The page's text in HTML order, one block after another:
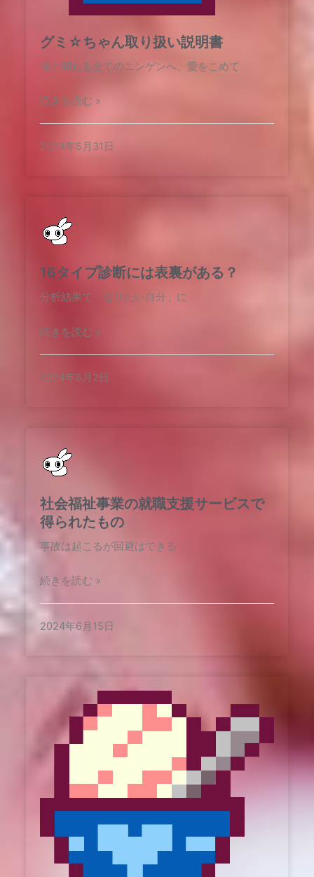
グミ☆ちゃん取り扱い説明書
僕と関わる全てのニンゲンへ、愛をこめて
続きを読む »
2024年5月31日
16タイプ診断には表裏がある？
分析結果で「なりたい自分」に
続きを読む »
2024年6月2日
社会福祉事業の就職支援サービスで
得られたもの
事故は起こるが回避はできる
続きを読む »
2024年6月15日